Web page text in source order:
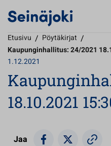
Etusivu / Pöytäkirjat /
Kaupunginhallitus: 24/2021
1.12.2021
18.10.2021
Jaa